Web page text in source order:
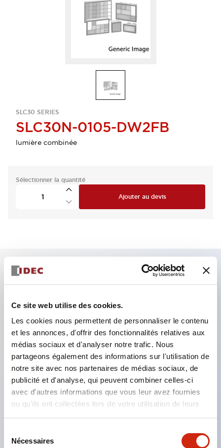
Ce site web utilise des cookies.
Les cookies nous permettent de personnaliser le contenu
et les annonces, d'offrir des fonctionnalités relatives aux
médias sociaux et d'analyser notre trafic. Nous
partageons également des informations sur l'utilisation de
notre site avec nos partenaires de médias sociaux, de
publicité et d'analyse, qui peuvent combiner celles-ci
avec d'autres informations que vous leur avez fournies
ou qu'ils ont collectées lors de votre utilisation de leurs
Nécessaires
SLC30 SERIES
SLC30N-0105-DW2FB
lumière combinée
Sélectionner la quantité
Ajouter au devis
Caractéristiques clés
Combinez plusieurs voyants et boutons-poussoirs
dans une seule découpe de panneau
Éclairage LED ou incandescent
6V
12V
ou 24V AC/DC 120V ou 240V AC
Jusqu’à 200 fenêtres (10 rangées par 20
poussoirs peuvent être combinées dans presque